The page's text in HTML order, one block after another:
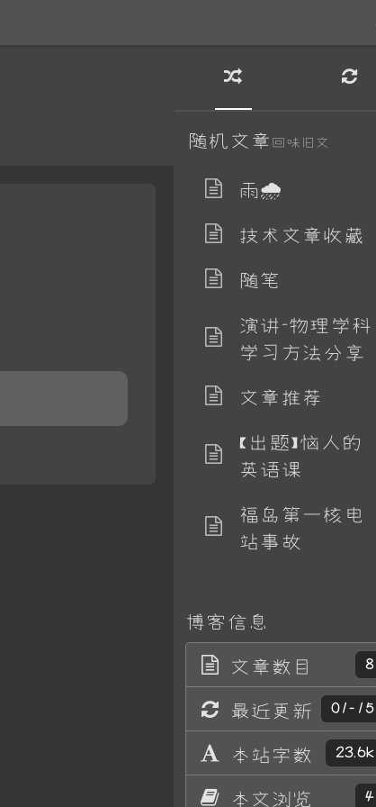
随机文章 回味旧文
雨🌧
技术文章收藏
随笔
演讲-物理学科
学习方法分享
文章推荐
【出题】恼人的
英语课
福岛第一核电
站事故
博客信息
文章数目
8
最近更新 01-15
本站字数 23.6k
本文浏览 4